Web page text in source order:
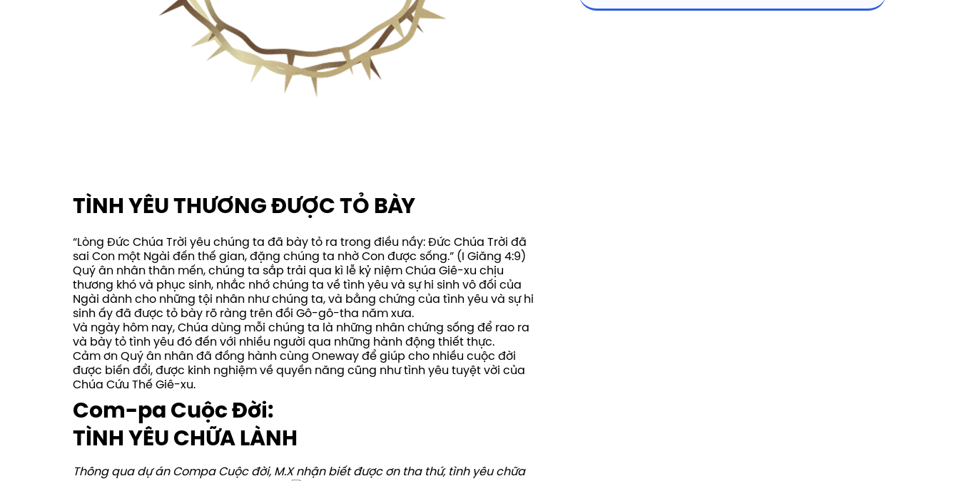
TÌNH YÊU THƯƠNG ĐƯỢC TỎ BÀY
“Lòng Đức Chúa Trời yêu chúng ta đã bày tỏ ra trong điều nầy: Đức Chúa Trời đã
sai Con một Ngài đến thế gian, đặng chúng ta nhờ Con được sống.” (I Giăng 4:9)
Quý ân nhân thân mến, chúng ta sắp trải qua kì lễ kỷ niệm Chúa Giê-xu chịu
thương khó và phục sinh, nhắc nhớ chúng ta về tình yêu và sự hi sinh vô đối của
Ngài dành cho những tội nhân như chúng ta, và bằng chứng của tình yêu và sự hi
sinh ấy đã được tỏ bày rõ ràng trên đồi Gô-gô-tha năm xưa.
Và ngày hôm nay, Chúa dùng mỗi chúng ta là những nhân chứng sống để rao ra
và bày tỏ tình yêu đó đến với nhiều người qua những hành động thiết thực.
Cảm ơn Quý ân nhân đã đồng hành cùng Oneway để giúp cho nhiều cuộc đời
được biến đổi, được kinh nghiệm về quyền năng cũng như tình yêu tuyệt vời của
Chúa Cứu Thế Giê-xu.
Com-pa Cuộc Đời:
TÌNH YÊU CHỮA LÀNH
Thông qua dự án Compa Cuộc đời, M.X nhận biết được ơn tha thứ, tình yêu chữa